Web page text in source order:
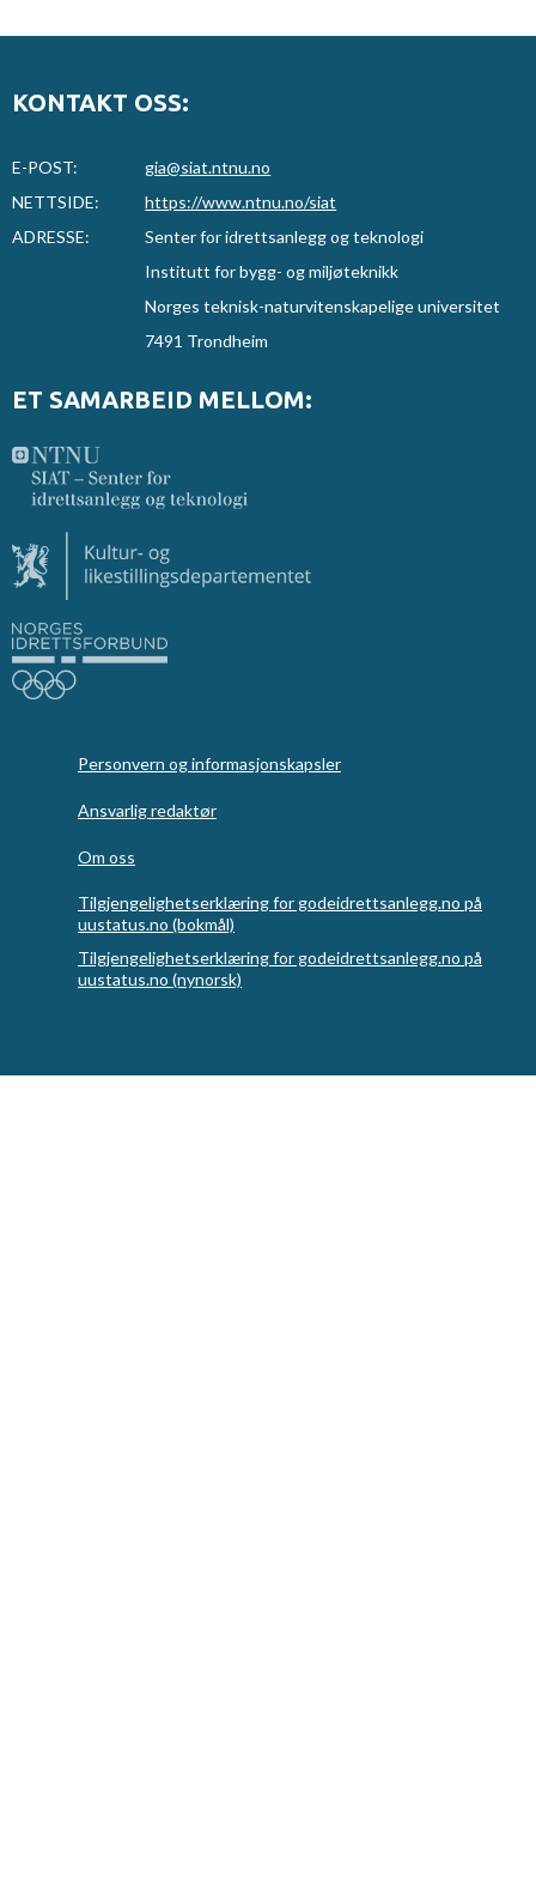
KONTAKT OSS:
E-POST:
gia@siat.ntnu.no
NETTSIDE:
https://www.ntnu.no/siat
ADRESSE:
Senter for idrettsanlegg og teknologi
Institutt for bygg- og miljøteknikk
Norges teknisk-naturvitenskapelige universitet
7491 Trondheim
ET SAMARBEID MELLOM:
Personvern og informasjonskapsler
Ansvarlig redaktør
Om oss
Tilgjengelighetserklæring for godeidrettsanlegg.no på
uustatus.no (bokmål)
Tilgjengelighetserklæring for godeidrettsanlegg.no på
uustatus.no (nynorsk)